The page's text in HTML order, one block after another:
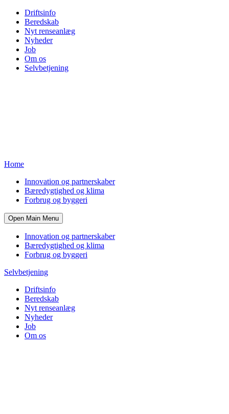
Driftsinfo
Beredskab
Nyt renseanlæg
Nyheder
Job
Om os
Selvbetjening
Home
Innovation og partnerskaber
Bæredygtighed og klima
Forbrug og byggeri
Open Main Menu
Innovation og partnerskaber
Bæredygtighed og klima
Forbrug og byggeri
Selvbetjening
Driftsinfo
Beredskab
Nyt renseanlæg
Nyheder
Job
Om os